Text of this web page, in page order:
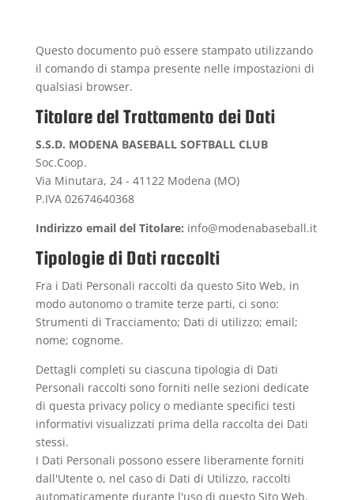
Questo documento può essere stampato utilizzando
il comando di stampa presente nelle impostazioni di
qualsiasi browser.
Titolare del Trattamento dei Dati
S.S.D. MODENA BASEBALL SOFTBALL CLUB
Soc.Coop.
Via Minutara, 24 - 41122 Modena (MO)
P.IVA 02674640368
Indirizzo email del Titolare: info@modenabaseball.it
Tipologie di Dati raccolti
Fra i Dati Personali raccolti da questo Sito Web, in
modo autonomo o tramite terze parti, ci sono:
Strumenti di Tracciamento; Dati di utilizzo; email;
nome; cognome.
Dettagli completi su ciascuna tipologia di Dati
Personali raccolti sono forniti nelle sezioni dedicate
di questa privacy policy o mediante specifici testi
informativi visualizzati prima della raccolta dei Dati
stessi.
I Dati Personali possono essere liberamente forniti
dall'Utente o, nel caso di Dati di Utilizzo, raccolti
automaticamente durante l'uso di questo Sito Web.